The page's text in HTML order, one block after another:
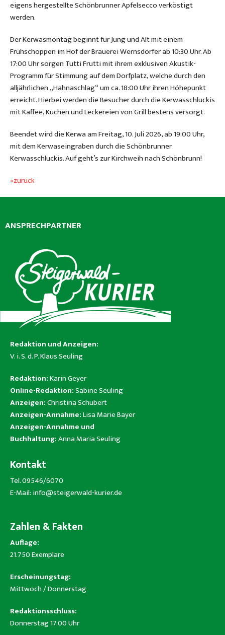
eigens hergestellte Schönbrunner Apfelsecco verköstigt
werden.
Der Kerwasmontag beginnt für Jung und Alt mit einem
Frühschoppen im Hof der Brauerei Wernsdörfer ab 10:30 Uhr. Ab
17:00 Uhr sorgen Tutti Frutti mit ihrem exklusiven Akustik-
Programm für Stimmung auf dem Dorfplatz, welche durch den
alljährlichen „Hahnaschlag“ um ca. 18:00 Uhr ihren Höhepunkt
erreicht. Hierbei werden die Besucher durch die Kerwasschluckis
mit Kaffee, Kuchen und Leckereien von Grill bestens versorgt.
Beendet wird die Kerwa am Freitag, 10. Juli 2026, ab 19:00 Uhr,
mit dem Kerwaseingraben durch die Schönbrunner
Kerwasschluckis. Auf geht’s zur Kirchweih nach Schönbrunn!
«zurück
ANSPRECHPARTNER
Redaktion und Anzeigen:
V. i. S. d. P. Klaus Seuling
Redaktion:Karin Geyer
Online-Redaktion:Sabine Seuling
Anzeigen:Christina Schubert
Anzeigen-Annahme:Lisa Marie Bayer
Anzeigen-Annahme und
Buchhaltung:Anna Maria Seuling
Kontakt
Tel. 09546/6070
E-Mail: info@steigerwald-kurier.de
Zahlen & Fakten
Auflage:
21.750 Exemplare
Erscheinungstag:
Mittwoch / Donnerstag
Redaktionsschluss:
Donnerstag 17.00 Uhr